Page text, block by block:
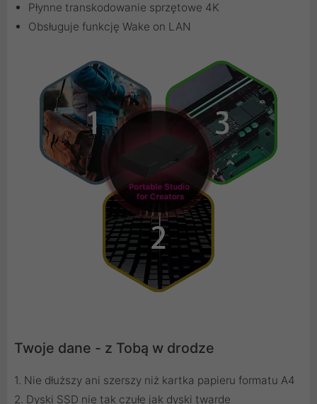
Płynne transkodowanie sprzętowe 4K
Obsługuje funkcję Wake on LAN
Twoje dane - z Tobą w drodze
1. Nie dłuższy ani szerszy niż kartka papieru formatu A4
2. Dyski SSD nie tak czułe jak dyski twarde